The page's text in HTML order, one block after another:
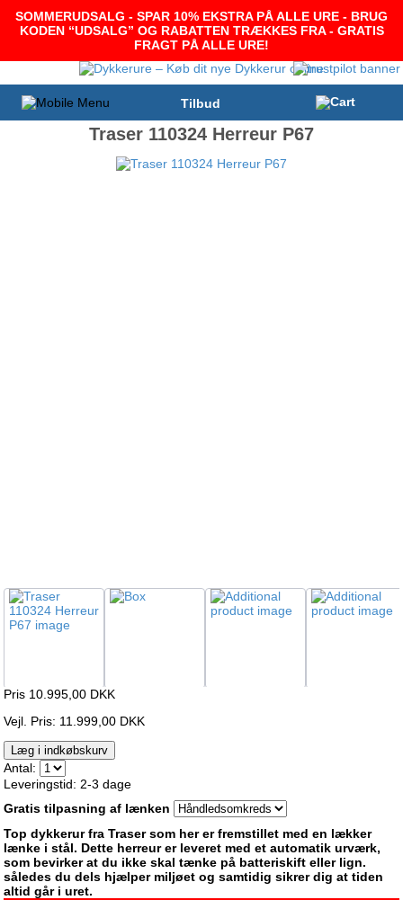
SOMMERUDSALG - SPAR 10% EKSTRA PÅ ALLE URE - BRUG
KODEN “UDSALG” OG RABATTEN TRÆKKES FRA - GRATIS
FRAGT PÅ ALLE URE!
Tilbud
Traser 110324 Herreur P67
Pris 10.995,00 DKK
Vejl. Pris: 11.999,00 DKK
Læg i indkøbskurv
Antal:
Leveringstid: 2-3 dage
Gratis tilpasning af lænken
Top dykkerur fra Traser som her er fremstillet med en lækker
lænke i stål. Dette herreur er leveret med et automatik urværk,
som bevirker at du ikke skal tænke på batteriskift eller lign.
således du dels hjælper miljøet og samtidig sikrer dig at tiden
altid går i uret.